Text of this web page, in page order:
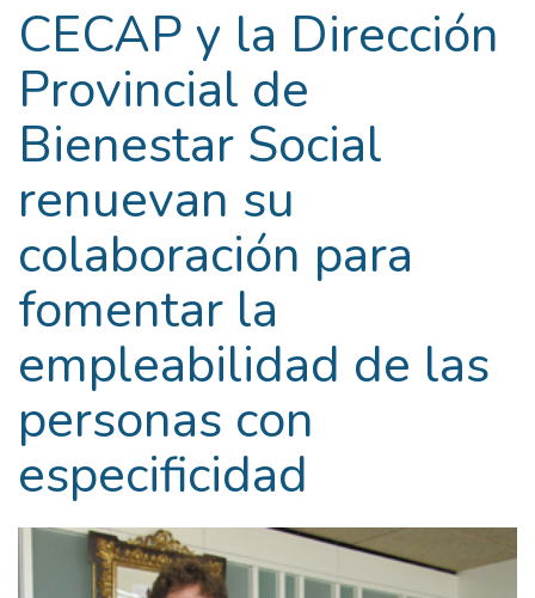
CECAP y la Dirección
Provincial de
Bienestar Social
renuevan su
colaboración para
fomentar la
empleabilidad de las
personas con
especificidad